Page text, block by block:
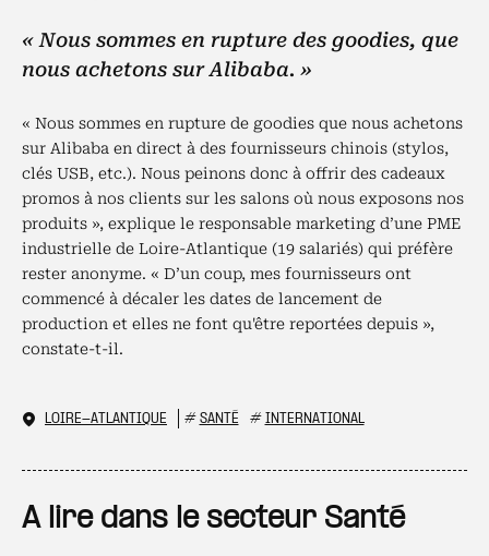
« Nous sommes en rupture des goodies, que
nous achetons sur Alibaba. »
« Nous sommes en rupture de goodies que nous achetons
sur Alibaba en direct à des fournisseurs chinois (stylos,
clés USB, etc.). Nous peinons donc à offrir des cadeaux
promos à nos clients sur les salons où nous exposons nos
produits », explique le responsable marketing d’une PME
industrielle de Loire-Atlantique (19 salariés) qui préfère
rester anonyme. « D’un coup, mes fournisseurs ont
commencé à décaler les dates de lancement de
production et elles ne font qu'être reportées depuis »,
constate-t-il.
LOIRE-ATLANTIQUE # SANTÉ # INTERNATIONAL
A lire dans le secteur Santé